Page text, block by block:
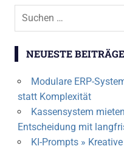
Suchen
NEUESTE BEITRÄGE
Modulare ERP-
statt Komplexität
Kassensystem
Entscheidung mit
KI-Prompts »